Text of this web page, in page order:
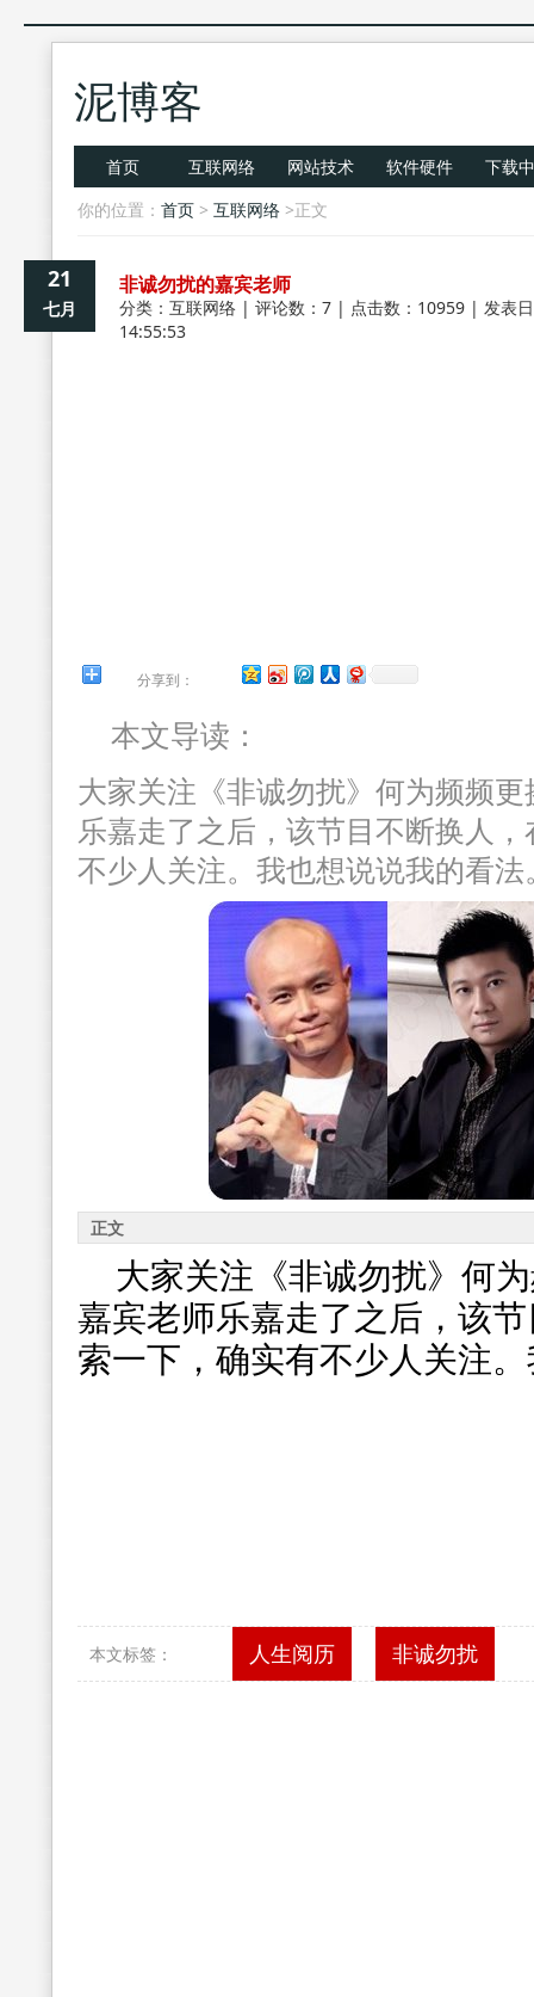
泥博客
首页 互联网络 网站技术 软件硬件
下载
你的位置： 首页 > 互联网络 >正文
21
七月
非诚勿扰的嘉宾老师
分类： 互联网络 | 评论数：7 | 点击数：10959 | 发表
14:55:53
分享到：
本文导读：
大家关注《非诚勿扰》何为频频
乐嘉走了之后，该节目不断换人
不少人关注。我也想说说我的看法
正文
大家关注《非诚勿扰》何
嘉宾老师乐嘉走了之后，该
索一下，确实有不少人关注
本文标签： 人生阅历 非诚勿扰